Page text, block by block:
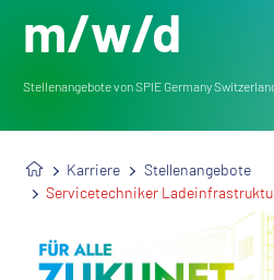
m/w/d
Stellenangebote von SPIE Germany
Karriere
Stellenangebote
Servicetechniker